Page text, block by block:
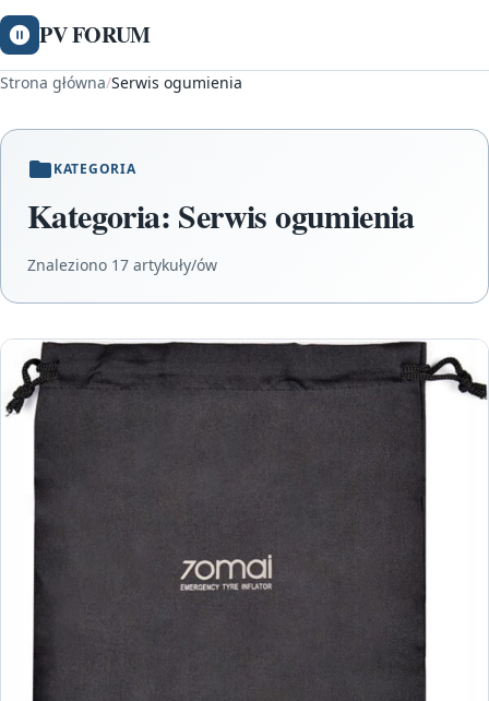
PV FORUM
Strona główna/Serwis ogumienia
KATEGORIA
Kategoria: Serwis ogumienia
Znaleziono 17 artykuły/ów